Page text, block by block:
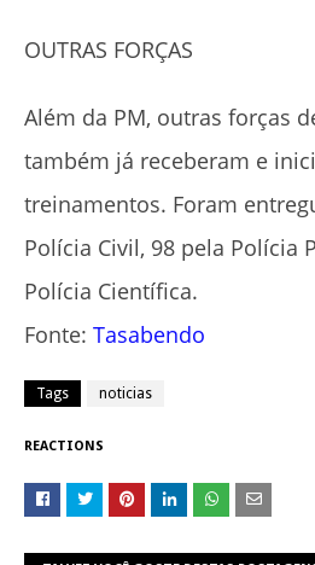
OUTRAS FORÇAS
Além da PM, outras forças
também já receberam e
treinamentos. Foram
Polícia Civil, 98 pela Polícia
Polícia Científica.
Fonte: Tasabendo
Tags noticias
REACTIONS